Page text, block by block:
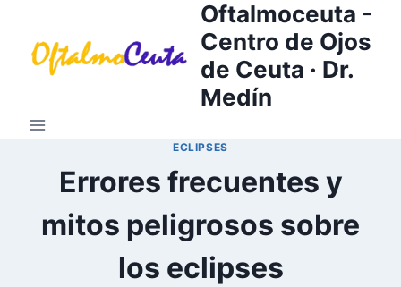
contenido
Oftalmoceuta -
Centro de Ojos
de Ceuta · Dr.
Medín
ECLIPSES
Errores frecuentes y
mitos peligrosos sobre
los eclipses